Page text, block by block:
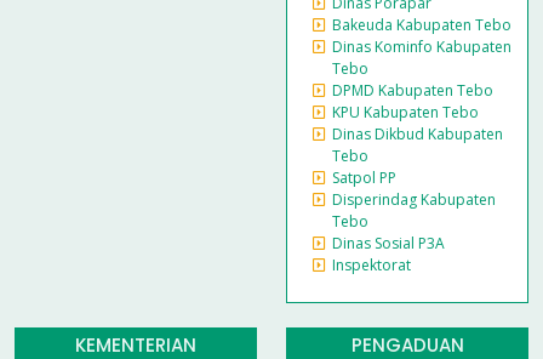
Bakeuda Kabupaten Tebo
Dinas Kominfo Kabupaten
Tebo
DPMD Kabupaten Tebo
KPU Kabupaten Tebo
Dinas Dikbud Kabupaten
Tebo
Satpol PP
Disperindag Kabupaten
Tebo
Dinas Sosial P3A
Inspektorat
KEMENTERIAN PENGADUAN